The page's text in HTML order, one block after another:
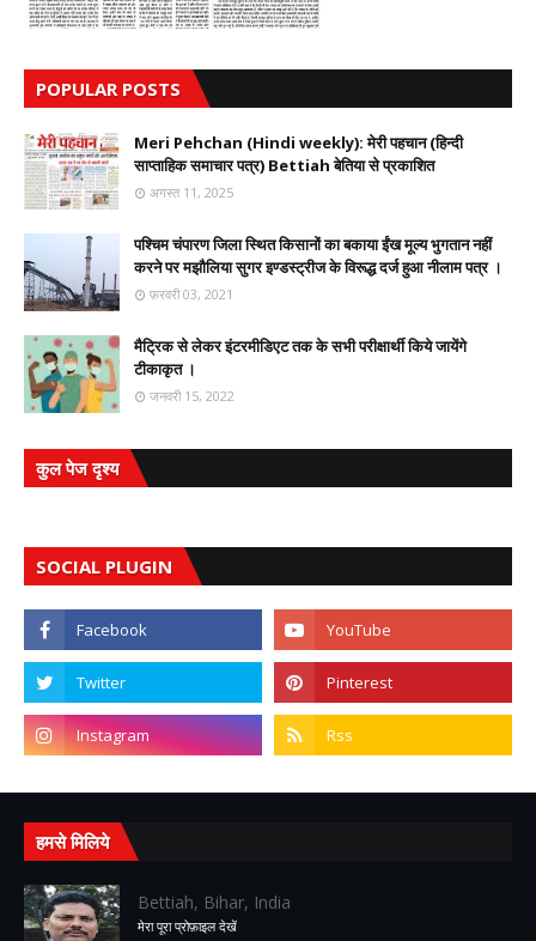
POPULAR POSTS
Meri Pehchan (Hindi weekly): मेरी पहचान (हिन्दी
साप्ताहिक समाचार पत्र) Bettiah बेतिया से प्रकाशित
अगस्त 11, 2025
पश्चिम चंपारण जिला स्थित किसानों का बकाया ईंख मूल्य भुगतान नहीं
करने पर मझौलिया सुगर इण्डस्ट्रीज के विरूद्ध दर्ज हुआ नीलाम पत्र ।
फ़रवरी 03, 2021
मैट्रिक से लेकर इंटरमीडिएट तक के सभी परीक्षार्थी किये जायेंगे
टीकाकृत ।
जनवरी 15, 2022
कुल पेज दृश्य
SOCIAL PLUGIN
हमसे मिलिये
Bettiah, Bihar, India
मेरा पूरा प्रोफ़ाइल देखें